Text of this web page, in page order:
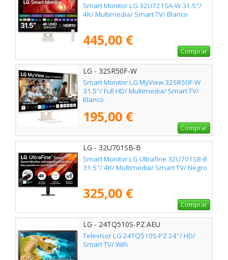
Smart Monitor LG 32U721SA-W 31.5"/
4K/ Multimedia/ Smart TV/ Blanco
445,00 €
Comprar
LG - 32SR50F-W
Smart Monitor LG MyView 32SR50F-W
31.5"/ Full HD/ Multimedia/ Smart TV/
Blanco
195,00 €
Comprar
LG - 32U701SB-B
Smart Monitor LG Ultrafine 32U701SB-B
31.5"/ 4K/ Multimedia/ Smart TV/ Negro
325,00 €
Comprar
LG - 24TQ510S-PZ.AEU
Televisor LG 24TQ510S-PZ 24"/ HD/
Smart TV/ WiFi